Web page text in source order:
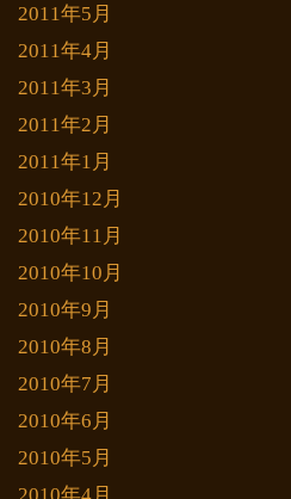
2011年5月
2011年4月
2011年3月
2011年2月
2011年1月
2010年12月
2010年11月
2010年10月
2010年9月
2010年8月
2010年7月
2010年6月
2010年5月
2010年4月